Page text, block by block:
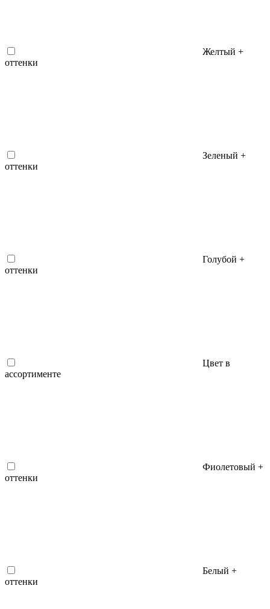
Желтый +
оттенки
Зеленый +
оттенки
Голубой +
оттенки
Цвет в
ассортименте
Фиолетовый +
оттенки
Белый +
оттенки